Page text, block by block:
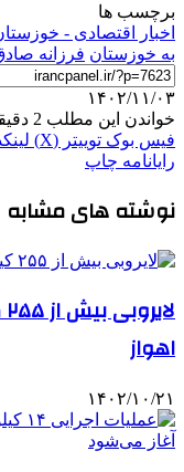
برچسب ها
اخبار اقتصادی -
به خوزستان فرزانه
۱۴۰۲/۱۱/۰۳
خواندن این مطلب 2 دقیقه زمان میبرد
فیس بوک توییتر (X)
رایانامه چاپ
نوشته های مشابه
اهواز
۱۴۰۲/۱۰/۲۱